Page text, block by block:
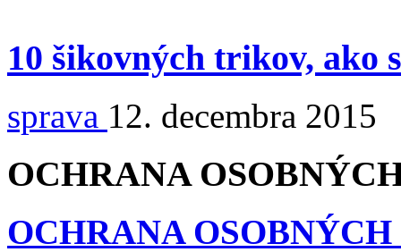
10 šikovných trikov, ako
sprava 12. decembra 2015
OCHRANA
OCHRANA